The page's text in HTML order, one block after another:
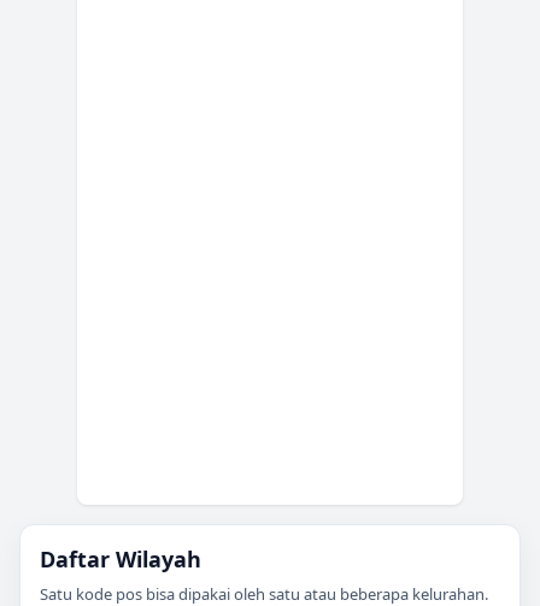
Daftar Wilayah
Satu kode pos bisa dipakai oleh satu atau beberapa kelurahan.